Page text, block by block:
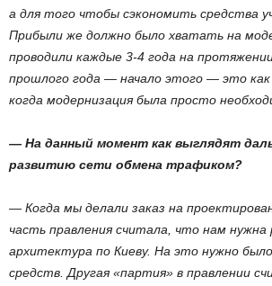
а для того чтобы сэкономить средства
Прибыли же должно было хватать на
проводили каждые 3-4 года на
прошлого года — начало этого — это как
когда модернизация была просто
— На данный момент как выглядят
развитию сети обмена трафиком?
— Когда мы делали заказ на
часть правления считала, что нам нужна
архитектура по Киеву. На это нужно
средств. Другая «партия» в правлении